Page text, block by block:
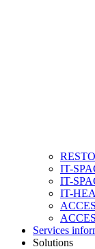
IT-
IT-
IT-
Services
Solutions